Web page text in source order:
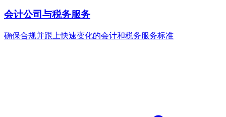
会计公司与税务服务
确保合规并跟上快速变化的会计和税务服务标准